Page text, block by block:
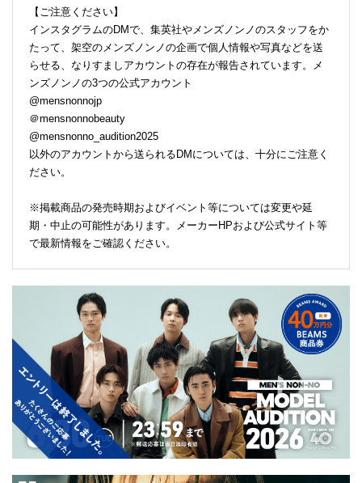
【ご注意ください】
インスタグラムのDMで、集英社やメンズノンノのスタッフをか
たって、架空のメンズノンノの企画で個人情報や写真などを送
らせる、なりすましアカウントの存在が報告されています。メ
ンズノンノの3つの公式アカウント
@mensnonnojp
＠mensnonnobeauty
@mensnonno_audition2025
以外のアカウントから送られるDMについては、十分にご注意く
ださい。
※掲載商品の発売時期およびイベント等については変更や延
期・中止の可能性があります。メーカーHPおよび公式サイト等
で最新情報をご確認ください。